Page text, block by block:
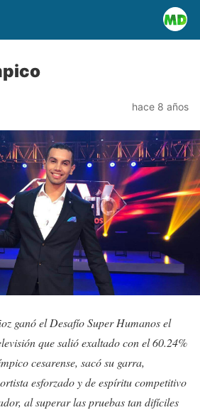
hace 8 años
ganó el Desafío Super Humanos el
que salió exaltado con el 60.24%
cesarense, sacó su garra,
esforzado y de espíritu competitivo
al superar las pruebas tan difíciles